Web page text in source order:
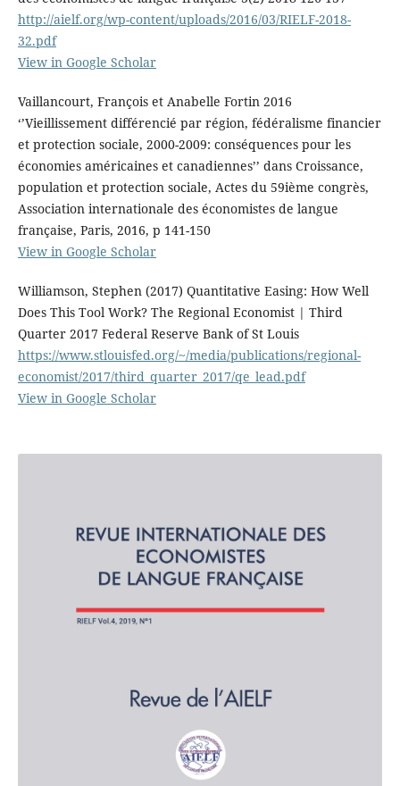
http://aielf.org/wp-content/uploads/2016/03/RIELF-2018-
32.pdf
View in Google Scholar
Vaillancourt, François et Anabelle Fortin 2016
‘’Vieillissement différencié par région, fédéralisme financier
et protection sociale, 2000-2009: conséquences pour les
économies américaines et canadiennes’’ dans Croissance,
population et protection sociale, Actes du 59ième congrès,
Association internationale des économistes de langue
française, Paris, 2016, p 141-150
View in Google Scholar
Williamson, Stephen (2017) Quantitative Easing: How Well
Does This Tool Work? The Regional Economist | Third
Quarter 2017 Federal Reserve Bank of St Louis
https://www.stlouisfed.org/~/media/publications/regional-
economist/2017/third_quarter_2017/qe_lead.pdf
View in Google Scholar